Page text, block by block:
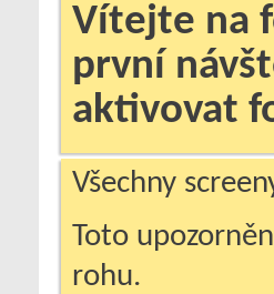
Vítejte na
první
aktivovat
Všechny
Toto
rohu.